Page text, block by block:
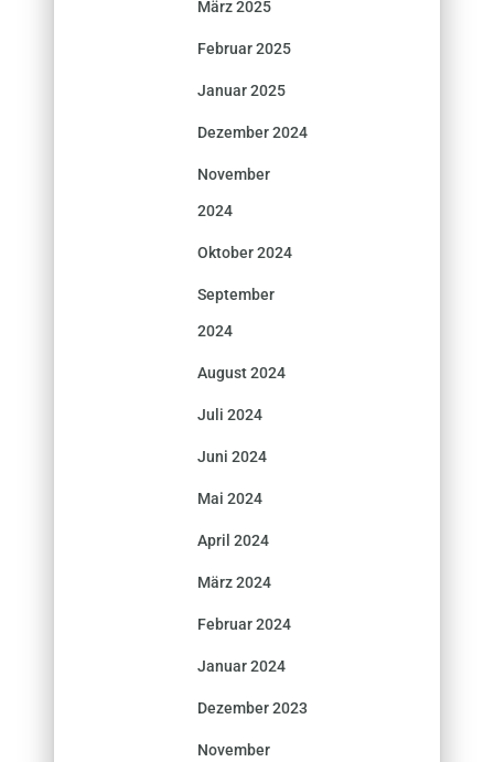
März 2025
Februar 2025
Januar 2025
Dezember 2024
November
2024
Oktober 2024
September
2024
August 2024
Juli 2024
Juni 2024
Mai 2024
April 2024
März 2024
Februar 2024
Januar 2024
Dezember 2023
November